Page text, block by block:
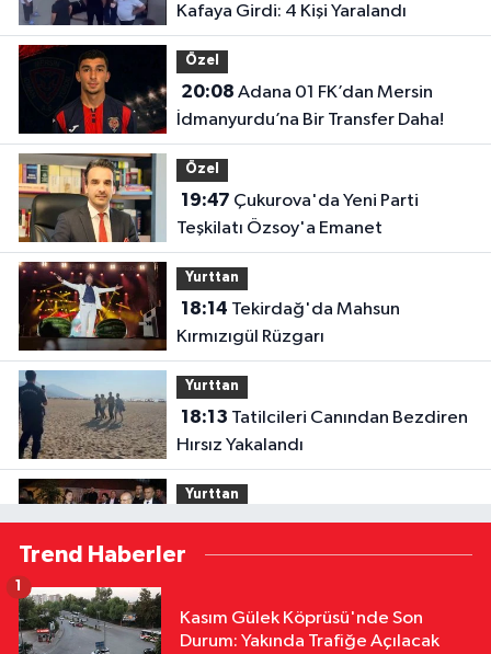
Kafaya Girdi: 4 Kişi Yaralandı
Özel
20:08
İdmanyurdu’na Bir Transfer Daha!
Özel
19:47
Teşkilatı Özsoy'a Emanet
Yurttan
18:14
Kırmızıgül Rüzgarı
Yurttan
18:13
Hırsız Yakalandı
Yurttan
18:12Bakan Şimşek, Gercüş'te
Toplu Açılış Törenine Katıldı
18:12 Sivas'ta Buğday Tarlasında
Trend Haberler
Kasım Gülek Köprüsü'nde Son
Durum: Yakında Trafiğe Açılacak
1